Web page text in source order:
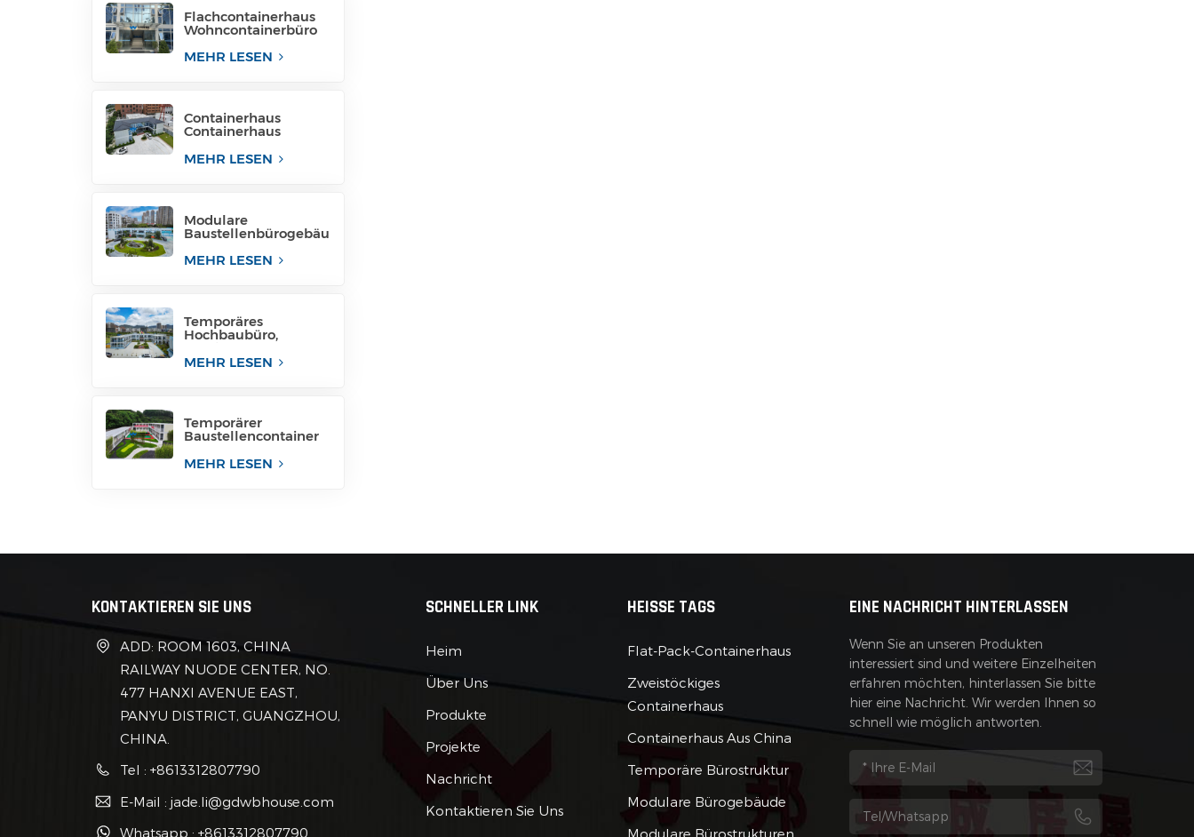
Flachcontainerhaus
Wohncontainerbüro
MEHR LESEN
Containerhaus
Containerhaus
Bürostruktur
MEHR LESEN
Modulare
Baustellenbürogebäu
Bürostrukturen
MEHR LESEN
Temporäres
Hochbaubüro,
temporäre
MEHR LESEN
Temporärer
Baustellencontainer
MEHR LESEN
KONTAKTIEREN SIE UNS
ADD: ROOM 1603, CHINA
RAILWAY NUODE CENTER, NO.
477 HANXI AVENUE EAST,
PANYU DISTRICT, GUANGZHOU,
CHINA.
Tel : +8613312807790
E-Mail : jade.li@gdwbhouse.com
Whatsapp : +8613312807790
SCHNELLER LINK
Heim
Über Uns
Produkte
Projekte
Nachricht
Kontaktieren Sie Uns
HEISSE TAGS
Flat-Pack-Containerhaus
Zweistöckiges
Containerhaus
Containerhaus Aus China
Temporäre Bürostruktur
Modulare Bürogebäude
Modulare Bürostrukturen
EINE NACHRICHT HINTERLASSEN
Wenn Sie an unseren Produkten
interessiert sind und weitere Einzelheiten
erfahren möchten, hinterlassen Sie bitte
hier eine Nachricht. Wir werden Ihnen so
schnell wie möglich antworten.